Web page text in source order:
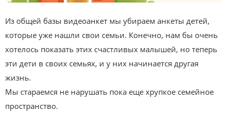
Из общей базы видеоанкет мы убираем анкеты детей,
которые уже нашли свои семьи. Конечно, нам бы очень
хотелось показать этих счастливых малышей, но теперь
эти дети в своих семьях, и у них начинается другая
жизнь.
Мы стараемся не нарушать пока еще хрупкое семейное
пространство.